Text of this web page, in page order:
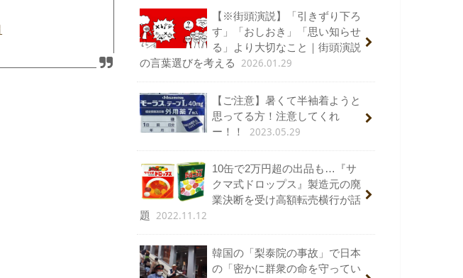
【※街頭演説】「引きずり下ろ
す」「おしおき」「思い知らせ
る」より大切なこと｜街頭演説
の言葉選びを考える
2026.01.29
【ご注意】暑くて半袖着ようと
思ってる方！注意してくれ
ー！！
2023.05.29
10缶で2万円超の出品も…『サ
クマ式ドロップス』製造元の廃
業決断を受け高額転売横行が話
題 2022.11.12
韓国の「梨泰院の事故」で日本
の「密かに群衆の命を守ってい